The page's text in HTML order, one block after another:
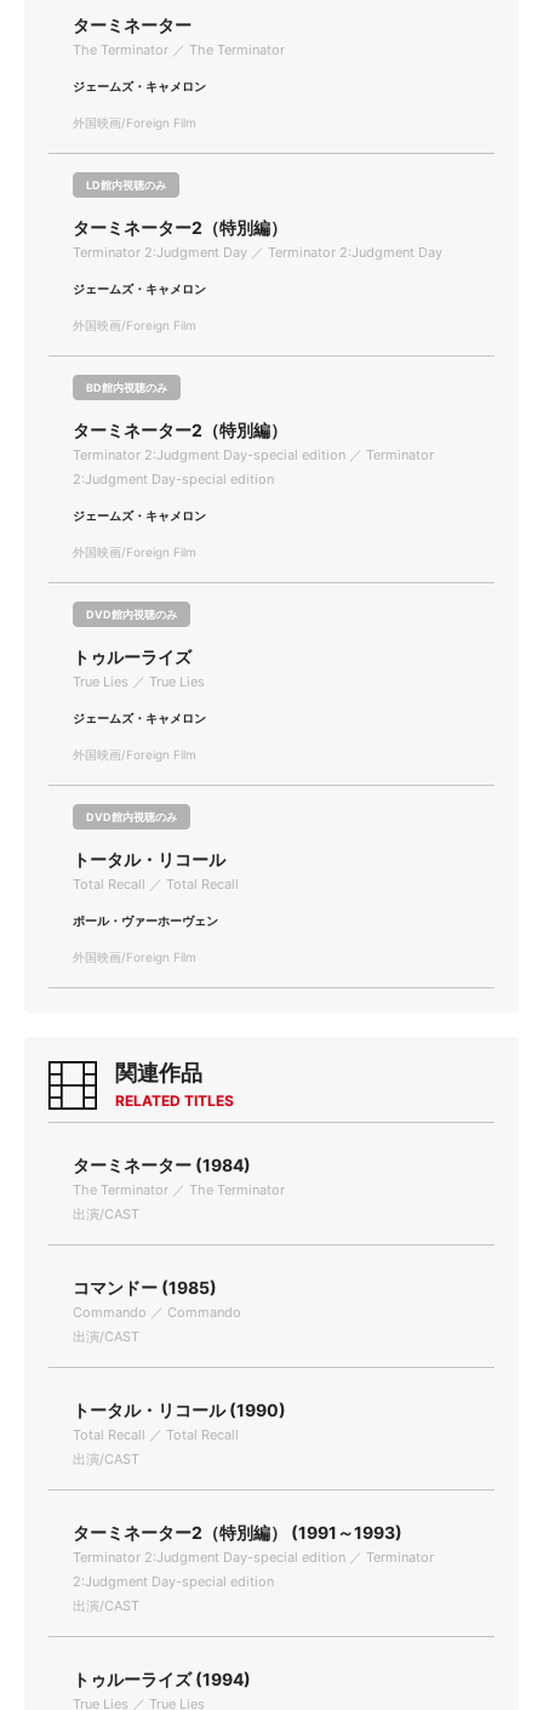
ターミネーター
The Terminator ／ The Terminator
ジェームズ・キャメロン
外国映画/Foreign Film
LD館内視聴のみ
ターミネーター2（特別編）
Terminator 2:Judgment Day ／ Terminator 2:Judgment Day
ジェームズ・キャメロン
外国映画/Foreign Film
BD館内視聴のみ
ターミネーター2（特別編）
Terminator 2:Judgment Day-special edition ／ Terminator
2:Judgment Day-special edition
ジェームズ・キャメロン
外国映画/Foreign Film
DVD館内視聴のみ
トゥルーライズ
True Lies ／ True Lies
ジェームズ・キャメロン
外国映画/Foreign Film
DVD館内視聴のみ
トータル・リコール
Total Recall ／ Total Recall
ポール・ヴァーホーヴェン
外国映画/Foreign Film
関連作品
RELATED TITLES
ターミネーター (1984)
The Terminator ／ The Terminator
出演/CAST
コマンドー (1985)
Commando ／ Commando
出演/CAST
トータル・リコール (1990)
Total Recall ／ Total Recall
出演/CAST
ターミネーター2（特別編） (1991～1993)
Terminator 2:Judgment Day-special edition ／ Terminator
2:Judgment Day-special edition
出演/CAST
トゥルーライズ (1994)
True Lies ／ True Lies